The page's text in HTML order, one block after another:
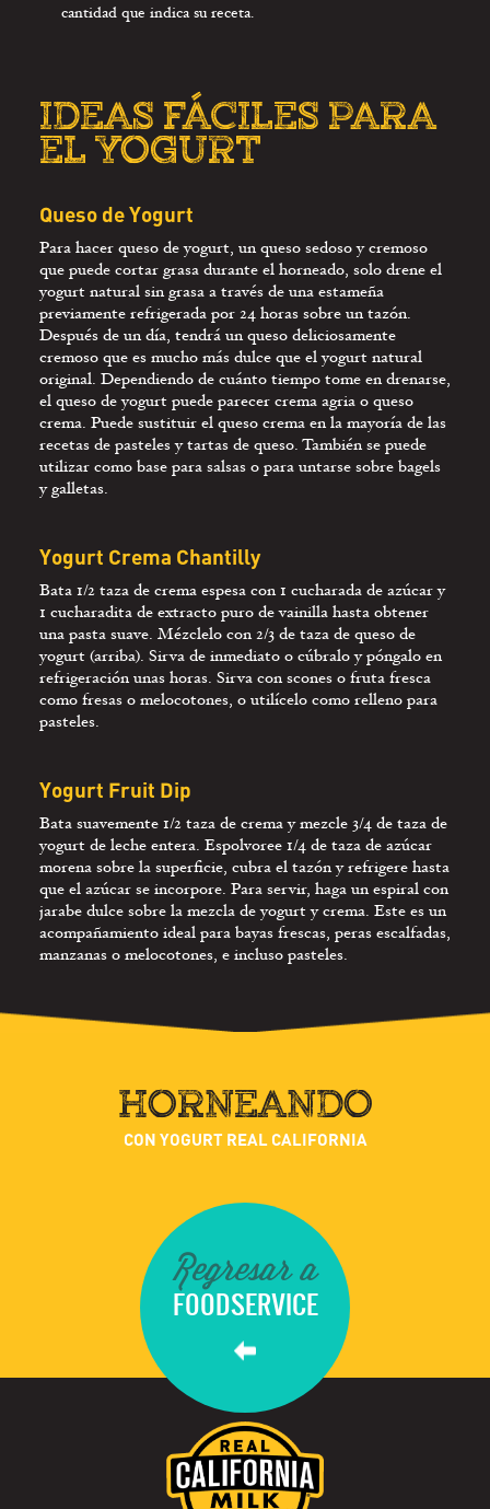
cantidad que indica su receta.
IDEAS FÁCILES PARA
EL YOGURT
Queso de Yogurt
Para hacer queso de yogurt, un queso sedoso y cremoso
que puede cortar grasa durante el horneado, solo drene el
yogurt natural sin grasa a través de una estameña
previamente refrigerada por 24 horas sobre un tazón.
Después de un día, tendrá un queso deliciosamente
cremoso que es mucho más dulce que el yogurt natural
original. Dependiendo de cuánto tiempo tome en drenarse,
el queso de yogurt puede parecer crema agria o queso
crema. Puede sustituir el queso crema en la mayoría de las
recetas de pasteles y tartas de queso. También se puede
utilizar como base para salsas o para untarse sobre bagels
y galletas.
Yogurt Crema Chantilly
Bata 1/2 taza de crema espesa con 1 cucharada de azúcar y
1 cucharadita de extracto puro de vainilla hasta obtener
una pasta suave. Mézclelo con 2/3 de taza de queso de
yogurt (arriba). Sirva de inmediato o cúbralo y póngalo en
refrigeración unas horas. Sirva con scones o fruta fresca
como fresas o melocotones, o utilícelo como relleno para
pasteles.
Yogurt Fruit Dip
Bata suavemente 1/2 taza de crema y mezcle 3/4 de taza de
yogurt de leche entera. Espolvoree 1/4 de taza de azúcar
morena sobre la superficie, cubra el tazón y refrigere hasta
que el azúcar se incorpore. Para servir, haga un espiral con
jarabe dulce sobre la mezcla de yogurt y crema. Este es un
acompañamiento ideal para bayas frescas, peras escalfadas,
manzanas o melocotones, e incluso pasteles.
HORNEANDO
CON YOGURT REAL CALIFORNIA
Regresar a
FOODSERVICE